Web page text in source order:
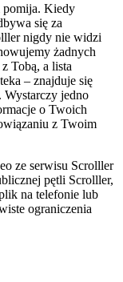
pomija. Kiedy
się za
nigdy nie widzi
żadnych
Tobą, a lista
– znajduje się
Wystarczy jedno
o Twoich
z Twoim
ze serwisu Scrolller
pętli Scrolller,
na telefonie lub
ograniczenia